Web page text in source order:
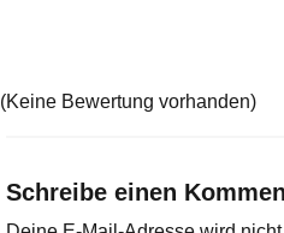
(Keine Bewertung vorhanden)
Schreibe einen